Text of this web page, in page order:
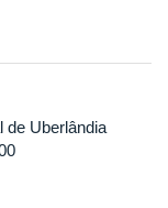
de Uberlândia